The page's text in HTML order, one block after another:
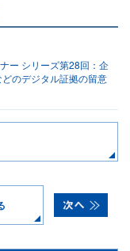
ー シリーズ第28回：企
のデジタル証拠の留意